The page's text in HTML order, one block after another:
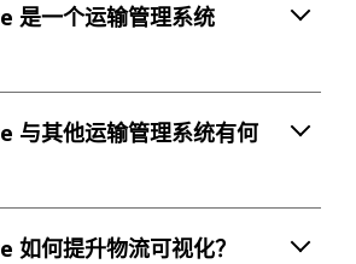
是一个运输管理系统
与其他运输管理系统有何
如何提升物流可视化？